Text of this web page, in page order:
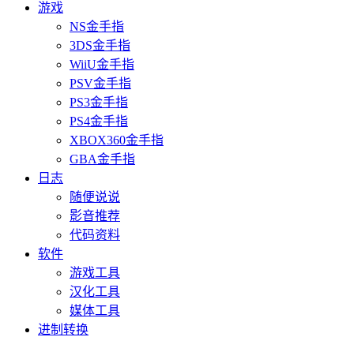
游戏
NS金手指
3DS金手指
WiiU金手指
PSV金手指
PS3金手指
PS4金手指
XBOX360金手指
GBA金手指
日志
随便说说
影音推荐
代码资料
软件
游戏工具
汉化工具
媒体工具
进制转换